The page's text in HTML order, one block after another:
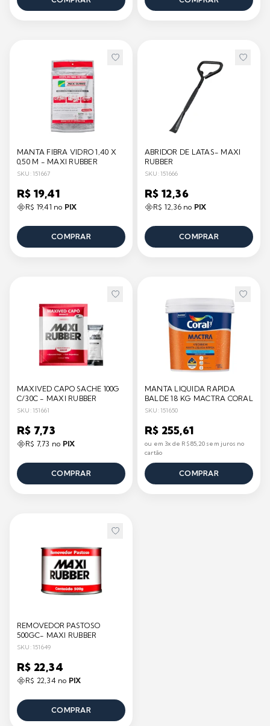
MANTA FIBRA VIDRO 1,40 X
0,50 M - MAXI RUBBER
SKU: 151667
R$ 19,41
R$ 19,41 no PIX
COMPRAR
ABRIDOR DE LATAS- MAXI
RUBBER
SKU: 151666
R$ 12,36
R$ 12,36 no PIX
COMPRAR
MAXIVED CAPO SACHE 100G
C/30C - MAXI RUBBER
SKU: 151661
R$ 7,73
R$ 7,73 no PIX
COMPRAR
MANTA LIQUIDA RAPIDA
BALDE 18 KG MACTRA CORAL
SKU: 151650
R$ 255,61
ou em 3x de R$ 85,20 sem juros no
cartão
COMPRAR
REMOVEDOR PASTOSO
500GC- MAXI RUBBER
SKU: 151649
R$ 22,34
R$ 22,34 no PIX
COMPRAR